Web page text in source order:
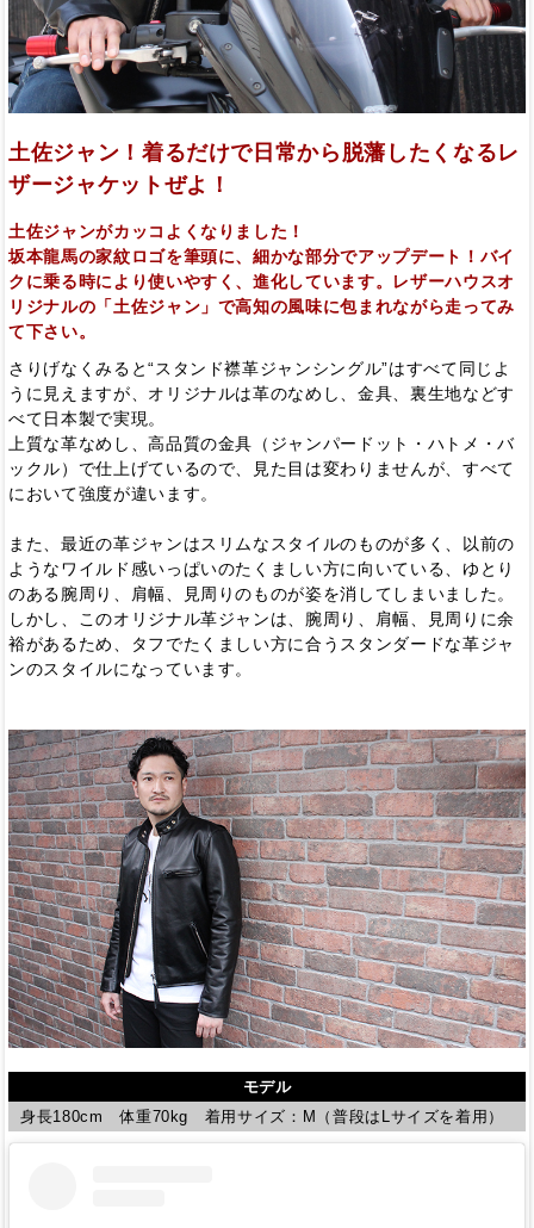
土佐ジャン！着るだけで日常から脱藩したくなるレ
ザージャケットぜよ！
土佐ジャンがカッコよくなりました！
坂本龍馬の家紋ロゴを筆頭に、細かな部分でアップデート！バイ
クに乗る時により使いやすく、進化しています。レザーハウスオ
リジナルの「土佐ジャン」で高知の風味に包まれながら走ってみ
て下さい。
さりげなくみると“スタンド襟革ジャンシングル”はすべて同じよ
うに見えますが、オリジナルは革のなめし、金具、裏生地などす
べて日本製で実現。
上質な革なめし、高品質の金具（ジャンパードット・ハトメ・バ
ックル）で仕上げているので、見た目は変わりませんが、すべて
において強度が違います。
また、最近の革ジャンはスリムなスタイルのものが多く、以前の
ようなワイルド感いっぱいのたくましい方に向いている、ゆとり
のある腕周り、肩幅、見周りのものが姿を消してしまいました。
しかし、このオリジナル革ジャンは、腕周り、肩幅、見周りに余
裕があるため、タフでたくましい方に合うスタンダードな革ジャ
ンのスタイルになっています。
モデル
身長180cm 体重70kg 着用サイズ：M（普段はLサイズを着用）